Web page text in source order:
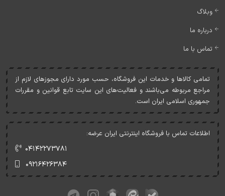
وبلاگ
درباره ما
تماس با ما
تمامی کالاها و خدمات اين فروشگاه، حسب مورد دارای مجوزهای لازم از
مراجع مربوطه می‌باشند و فعاليت‌های اين سايت تابع قوانين و مقررات
جمهوری اسلامی ايران است.
اطلاعات تماس با فروشگاه اینترنتی ایران عرضه:
۰۴۱۴۲۲۷۳۷۸۱
۰۹۲۱۶۴۲۶۳۸۴